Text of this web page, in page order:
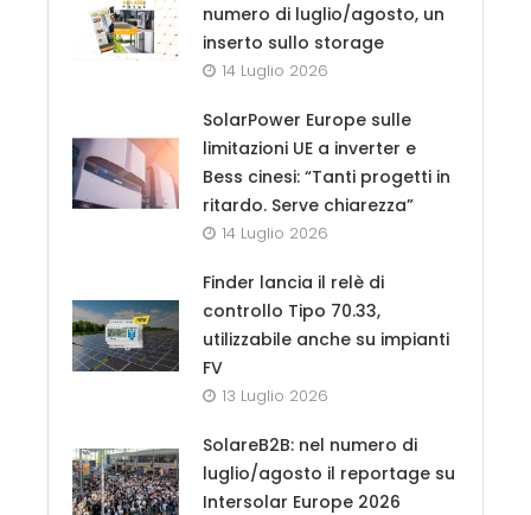
numero di luglio/agosto, un
inserto sullo storage
14 Luglio 2026
SolarPower Europe sulle
limitazioni UE a inverter e
Bess cinesi: “Tanti progetti in
ritardo. Serve chiarezza”
14 Luglio 2026
Finder lancia il relè di
controllo Tipo 70.33,
utilizzabile anche su impianti
FV
13 Luglio 2026
SolareB2B: nel numero di
luglio/agosto il reportage su
Intersolar Europe 2026